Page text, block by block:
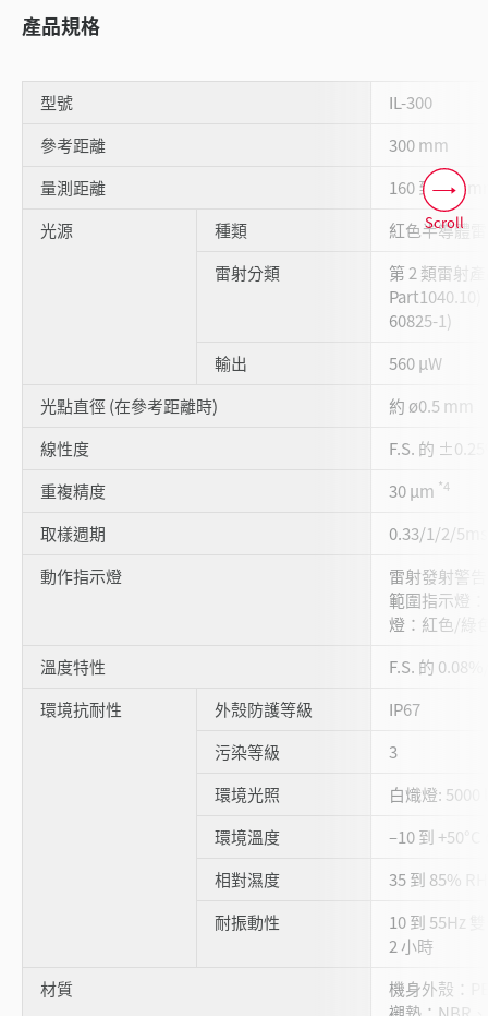
產品規格
型號
IL-300
參考距離
300 mm
量測距離
160 到 450
光源
種類
紅色半導體
雷射分類
第 2 類雷射
Part1040.10)
60825-1)
輸出
560 µW
光點直徑 (在參考距離時)
約 ø0.5 mm
線性度
F.S. 的
重複精度
30 μm *4
取樣週期
0.33/1/2/
動作指示燈
雷射發射警
範圍指示燈
燈：紅色/綠
溫度特性
F.S. 的
環境抗耐性
外殼防護等級
IP67
污染等級
3
環境光照
白熾燈: 5000
環境溫度
–10 到
相對濕度
35 到 85%
耐振動性
10 到 55Hz
2 小時
材質
機身外殼：
Scroll